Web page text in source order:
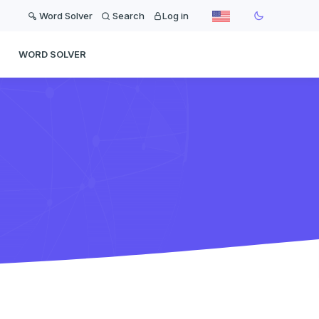
Word Solver Search Log in
WORD SOLVER